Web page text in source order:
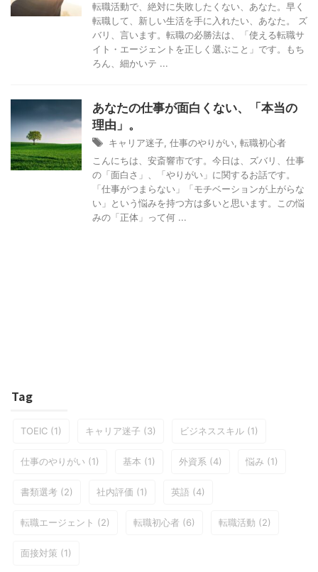
転職活動で、絶対に失敗したくない、あなた。早く
転職して、新しい生活を手に入れたい、あなた。 ズ
バリ、言います。転職の必勝法は、「使える転職サ
イト・エージェントを正しく選ぶこと」です。もち
ろん、細かいテ ...
あなたの仕事が面白くない、「本当の
理由」。
キャリア迷子 仕事のやりがい 転職初心者
こんにちは、安斎響市です。今日は、ズバリ、仕事
の「面白さ」、「やりがい」に関するお話です。
「仕事がつまらない」「モチベーションが上がらな
い」という悩みを持つ方は多いと思います。この悩
みの「正体」って何 ...
Tag
TOEIC (1) キャリア迷子 (3) ビジネススキル (1)
仕事のやりがい (1) 基本 (1) 外資系 (4) 悩み (1)
書類選考 (2) 社内評価 (1) 英語 (4)
転職エージェント (2) 転職初心者 (6) 転職活動 (2)
面接対策 (1)